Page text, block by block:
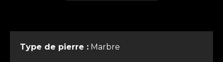
Type de pierre : Marbre